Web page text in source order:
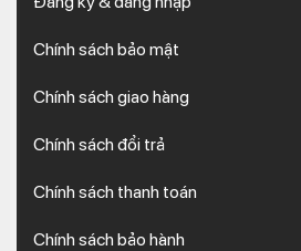
Chính sách bảo mật
Chính sách giao hàng
Chính sách đổi trả
Chính sách thanh toán
Chính sách bảo hành